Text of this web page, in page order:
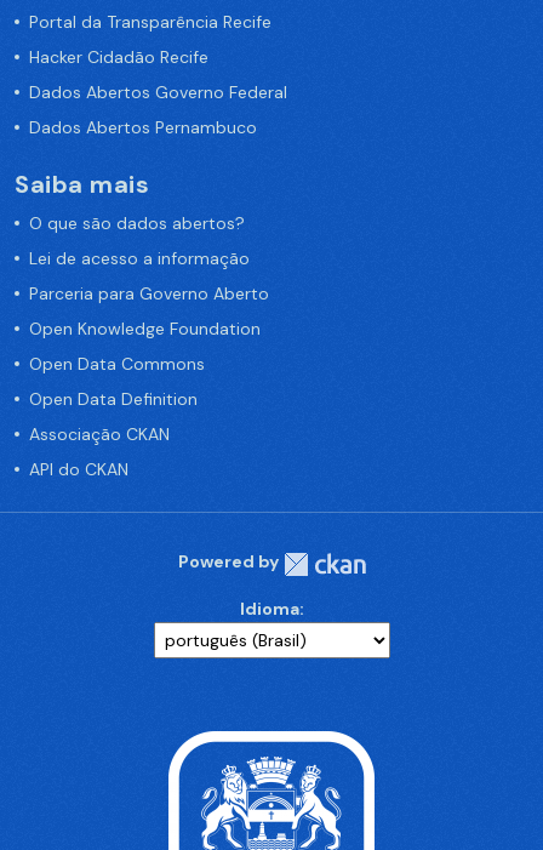
Portal da Transparência Recife
Hacker Cidadão Recife
Dados Abertos Governo Federal
Dados Abertos Pernambuco
Saiba mais
O que são dados abertos?
Lei de acesso a informação
Parceria para Governo Aberto
Open Knowledge Foundation
Open Data Commons
Open Data Definition
Associação CKAN
API do CKAN
Powered by
Idioma